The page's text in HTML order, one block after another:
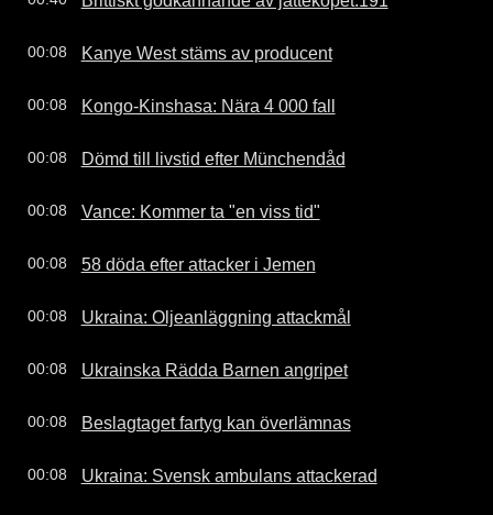
00:08 Kanye West stäms av producent
00:08 Kongo-Kinshasa: Nära 4 000 fall
00:08 Dömd till livstid efter Münchendåd
00:08 Vance: Kommer ta "en viss tid"
00:08 58 döda efter attacker i Jemen
00:08 Ukraina: Oljeanläggning attackmål
00:08 Ukrainska Rädda Barnen angripet
00:08 Beslagtaget fartyg kan överlämnas
00:08 Ukraina: Svensk ambulans attackerad